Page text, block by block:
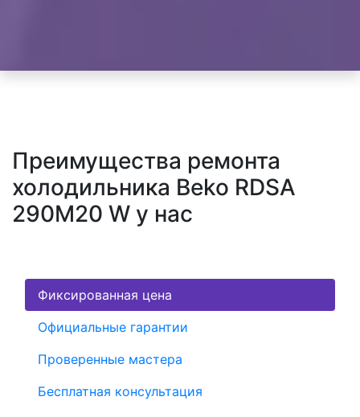
Преимущества ремонта
холодильника Beko RDSA
290M20 W у нас
Фиксированная цена
Официальные гарантии
Проверенные мастера
Бесплатная консультация